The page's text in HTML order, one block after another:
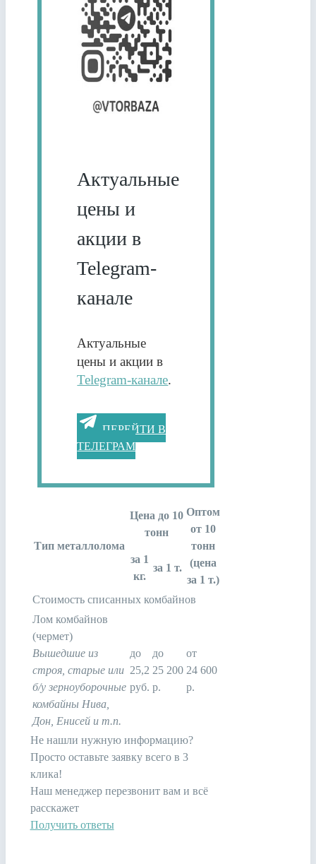
Актуальные
цены и
акции в
Telegram-
канале
Актуальные
цены и акции в
Telegram-канале.
ПЕРЕЙТИ В
ТЕЛЕГРАМ
Тип металлолома
Цена до 10
тонн
Оптом
от 10
тонн
(цена
за 1 т.)
за 1
кг.
за 1 т.
Стоимость списанных комбайнов
Лом комбайнов
(чермет)
Вышедшие из
строя, старые или
б/у зерноуборочные
комбайны Нива,
Дон, Енисей и т.п.
до
25,2
руб.
до
25 200
р.
от
24 600
р.
Не нашли нужную информацию?
Просто оставьте заявку всего в 3
клика!
Наш менеджер перезвонит вам и всё
расскажет
Получить ответы